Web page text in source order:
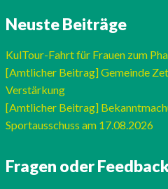
Neuste Beiträge
KulTour-Fahrt für Frauen zum
[Amtlicher Beitrag] Gemeinde
Verstärkung
[Amtlicher Beitrag]
Sportausschuss am 17.08.2026
Fragen oder